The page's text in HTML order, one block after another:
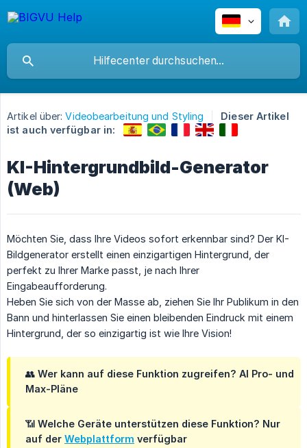
Artikel über: Videobearbeitung und Styling
Dieser Artikel
ist auch verfügbar in:
KI-Hintergrundbild-Generator
(Web)
Möchten Sie, dass Ihre Videos sofort erkennbar sind? Der KI-
Bildgenerator erstellt einen einzigartigen Hintergrund, der
perfekt zu Ihrer Marke passt, je nach Ihrer
Eingabeaufforderung.
Heben Sie sich von der Masse ab, ziehen Sie Ihr Publikum in den
Bann und hinterlassen Sie einen bleibenden Eindruck mit einem
Hintergrund, der so einzigartig ist wie Ihre Vision!
👥 Wer kann auf diese Funktion zugreifen? AI Pro- und
Max-Pläne
📶 Welche Geräte unterstützen diese Funktion? Nur
auf der Webplattform verfügbar